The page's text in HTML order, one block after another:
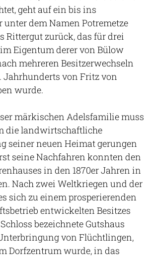
geht auf ein bis ins
unter dem Namen Potremetze
Rittergut zurück, das für drei
Eigentum derer von Bülow
mehreren Besitzerwechseln
Jahrhunderts von Fritz von
wurde.
märkischen Adelsfamilie muss
die landwirtschaftliche
seiner neuen Heimat gerungen
seine Nachfahren konnten den
in den 1870er Jahren in
Nach zwei Weltkriegen und der
sich zu einem prosperierenden
entwickelten Besitzes
bezeichnete Gutshaus
von Flüchtlingen,
Dorfzentrum wurde, in das